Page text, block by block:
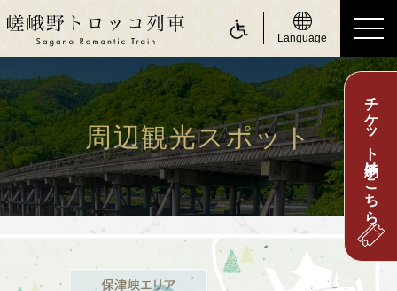
Language
ride a Sagano Romantic Train
トロッコに乗る
運行日のご案内
時刻表のご案内
運賃・乗車券のご案内
座席のご案内
チケット予約はこちら
周辺観光スポット